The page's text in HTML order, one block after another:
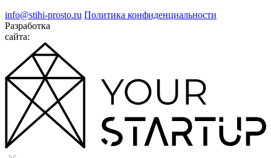
info@stihi-prosto.ru Политика конфиденциальности
Разработка
сайта: